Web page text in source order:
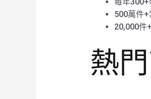
500萬件
20,000件
熱